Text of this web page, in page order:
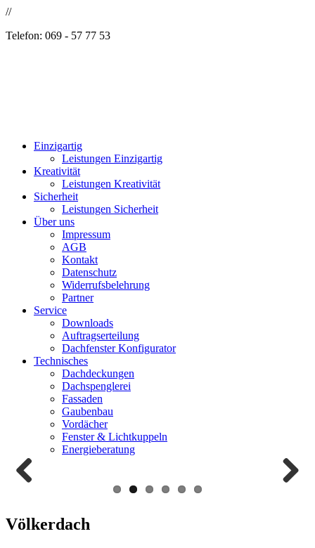
//
Telefon: 069 - 57 77 53
Einzigartig
Leistungen Einzigartig
Kreativität
Leistungen Kreativität
Sicherheit
Leistungen Sicherheit
Über uns
Impressum
AGB
Kontakt
Datenschutz
Widerrufsbelehrung
Partner
Service
Downloads
Auftragserteilung
Dachfenster Konfigurator
Technisches
Dachdeckungen
Dachspenglerei
Fassaden
Gaubenbau
Vordächer
Fenster & Lichtkuppeln
Energieberatung
Völkerdach